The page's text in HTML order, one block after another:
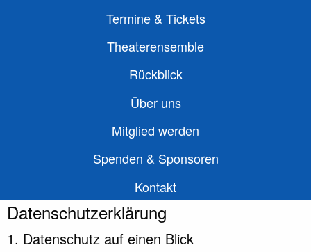
Termine & Tickets
Theaterensemble
Rückblick
Über uns
Mitglied werden
Spenden & Sponsoren
Kontakt
Datenschutz­erklärung
1. Datenschutz auf einen Blick